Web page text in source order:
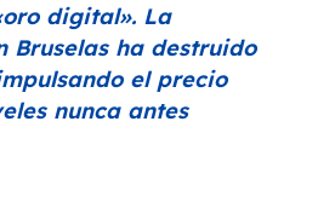
digital». La
Bruselas ha destruido
el precio
nunca antes